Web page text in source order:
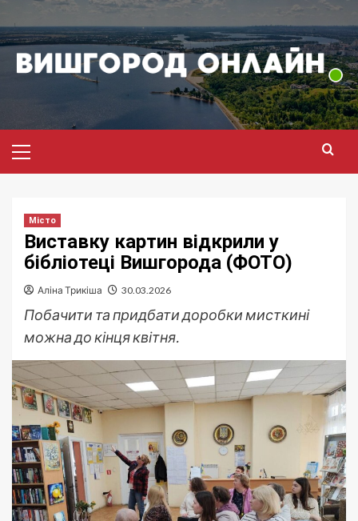
до
вмісту
меню
Місто
Виставку картин відкрили у
бібліотеці Вишгорода (ФОТО)
Аліна Трикіша 30.03.2026
Побачити та придбати доробки мисткині
можна до кінця квітня.